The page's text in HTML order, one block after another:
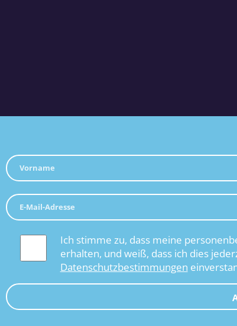
Ich stimme zu, dass meine
erhalten, und weiß, dass ich dies
Datenschutzbestimmungen